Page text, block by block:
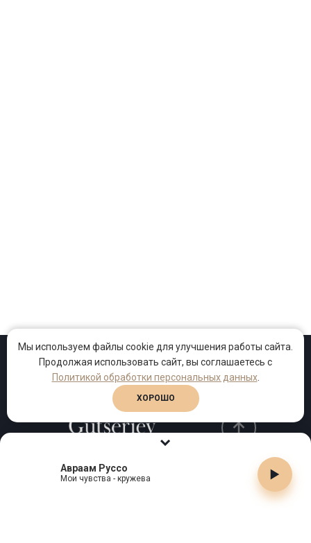
Авраам Руссо
Мои чувства - кружева
Проекты Песни Клипы
Телефон:+7 (495) 909-99-40
Мы используем файлы cookie для улучшения работы сайта.
Продолжая использовать сайт, вы соглашаетесь с
Политикой обработки персональных данных.
ХОРОШО